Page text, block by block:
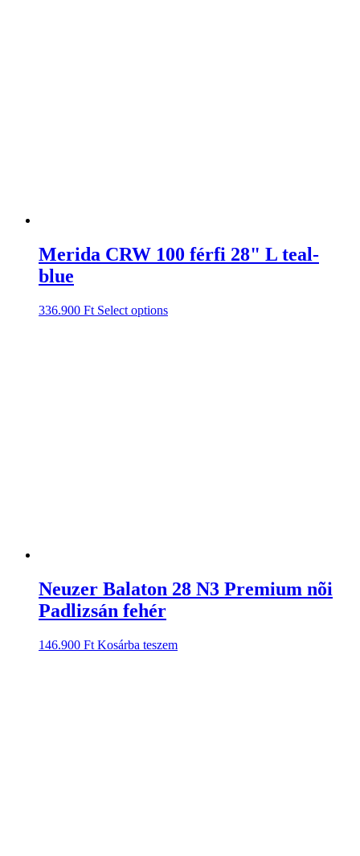
Merida CRW 100 férfi 28" L teal-
blue
336.900 Ft Select options
Neuzer Balaton 28 N3 Premium nõi
Padlizsán fehér
146.900 Ft Kosárba teszem